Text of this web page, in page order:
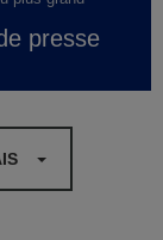
presse